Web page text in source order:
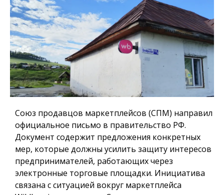
Союз продавцов маркетплейсов (СПМ) направил
официальное письмо в правительство РФ.
Документ содержит предложения конкретных
мер, которые должны усилить защиту интересов
предпринимателей, работающих через
электронные торговые площадки. Инициатива
связана с ситуацией вокруг маркетплейса